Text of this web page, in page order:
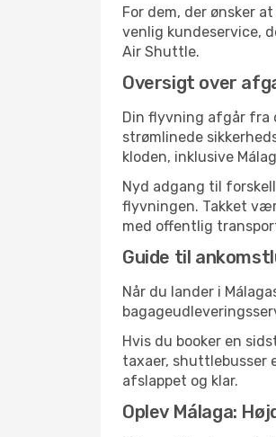
For dem, der ønsker
venlig kundeservice,
Air Shuttle.
Oversigt over
Din flyvning afgår fra
strømlinede
kloden, inklusive
Nyd adgang til
flyvningen. Takket
med offentlig
Guide til
Når du lander i
Hvis du booker en
taxaer, shuttlebusser
afslappet og klar.
Oplev Málaga: